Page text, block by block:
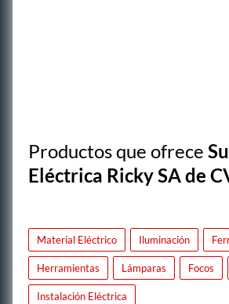
Productos que ofrece
Eléctrica Ricky SA de
Material Eléctrico Iluminación
Herramientas Lámparas Focos
Instalación Eléctrica